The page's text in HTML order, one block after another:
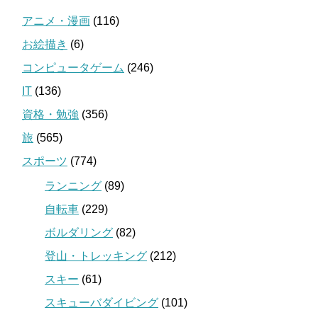
アニメ・漫画 (116)
お絵描き (6)
コンピュータゲーム (246)
IT (136)
資格・勉強 (356)
旅 (565)
スポーツ (774)
ランニング (89)
自転車 (229)
ボルダリング (82)
登山・トレッキング (212)
スキー (61)
スキューバダイビング (101)